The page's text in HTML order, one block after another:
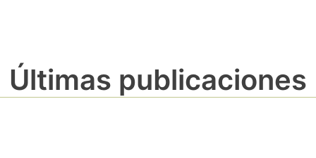
Últimas publicaciones